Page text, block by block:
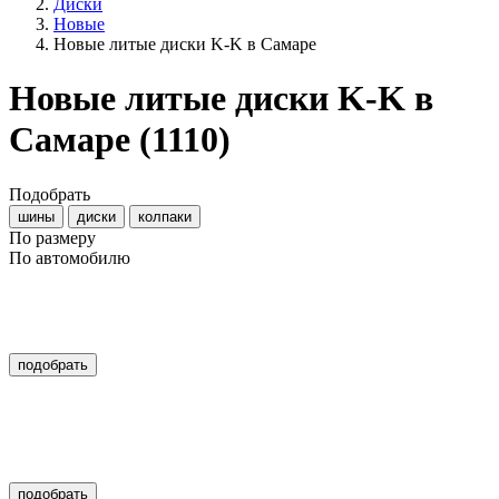
Диски
Новые
Новые литые диски K-K в Самаре
Новые литые диски K-K в
Самаре (1110)
Подобрать
шины диски колпаки
По размеру
По автомобилю
подобрать
подобрать